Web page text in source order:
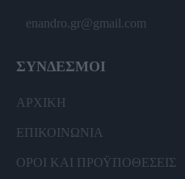
enandro.gr@gmail.com
ΣΥΝΔΕΣΜΟΙ
ΑΡΧΙΚΗ
ΕΠΙΚΟΙΝΩΝΙΑ
ΟΡΟΙ ΚΑΙ ΠΡΟΫΠΟΘΕΣΕΙΣ